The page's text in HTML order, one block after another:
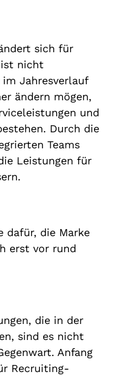
sich für
ist nicht
Jahresverlauf
ändern mögen,
und
Durch die
Teams
Leistungen für
dafür, die Marke
erst vor rund
die in der
sind es nicht
Anfang
Recruiting-